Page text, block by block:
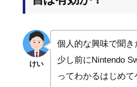
けい
個人的な興味で聞き
少し前にNintendo
ってわかるはじめて